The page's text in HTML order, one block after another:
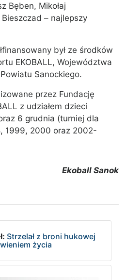
Bęben, Mikołaj
– najlepszy
był ze środków
EKOBALL, Województwa
Sanockiego.
przez Fundację
z udziałem dzieci
6 grudnia (turniej dla
1999, 2000 oraz 2002-
Ekoball Sanok
Strzelał z broni hukowej
życia